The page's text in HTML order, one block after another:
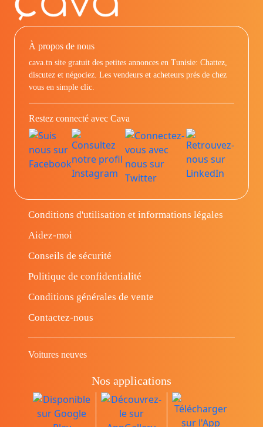
À propos de nous
cava.tn site gratuit des petites annonces en Tunisie: Chattez,
discutez et négociez. Les vendeurs et acheteurs prés de chez
vous en simple clic.
Restez connecté avec Cava
Conditions d'utilisation et informations légales
Aidez-moi
Conseils de sécurité
Politique de confidentialité
Conditions générales de vente
Contactez-nous
Voitures neuves
Nos applications